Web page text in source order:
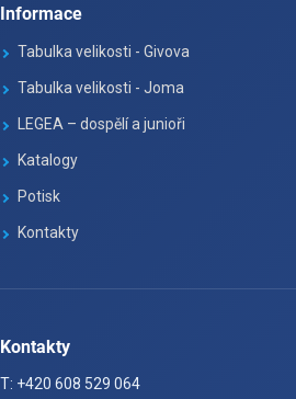
Informace
Tabulka velikosti - Givova
Tabulka velikosti - Joma
LEGEA – dospělí a junioři
Katalogy
Potisk
Kontakty
Kontakty
T: +420 608 529 064